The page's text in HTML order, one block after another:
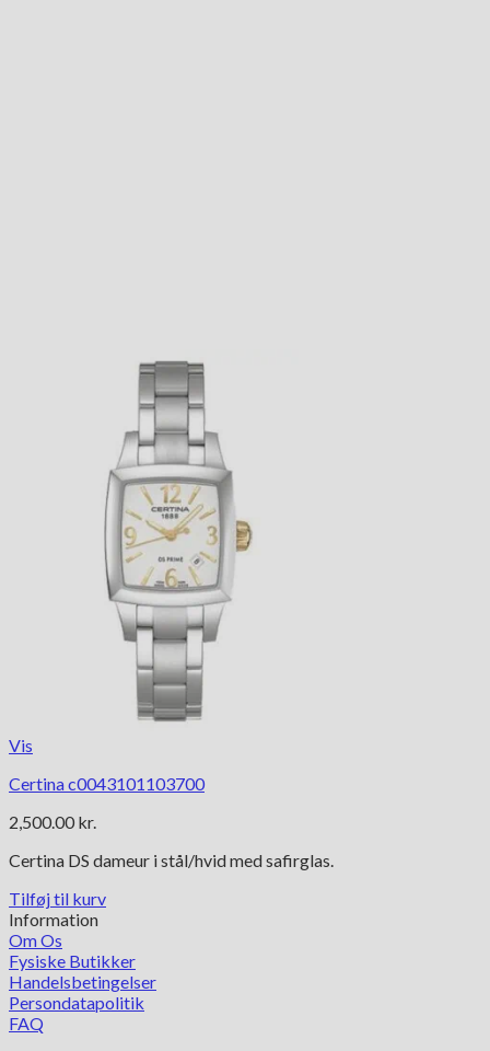
Vis
Certina c0043101103700
2,500.00 kr.
Certina DS dameur i stål/hvid med safirglas.
Tilføj til kurv
Information
Om Os
Fysiske Butikker
Handelsbetingelser
Persondatapolitik
FAQ